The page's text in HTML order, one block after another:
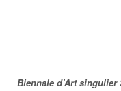
Biennale d’Art singulier